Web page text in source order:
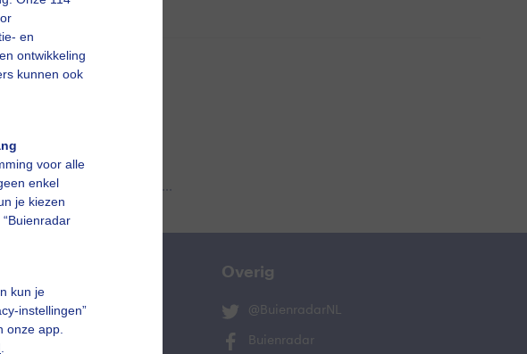
en
ontwikkeling
kunnen ook
voor alle
enkel
je kiezen
kun je
instellingen”
onze app.
Een moment geduld aub...
Overig
@BuienradarNL
Buienradar